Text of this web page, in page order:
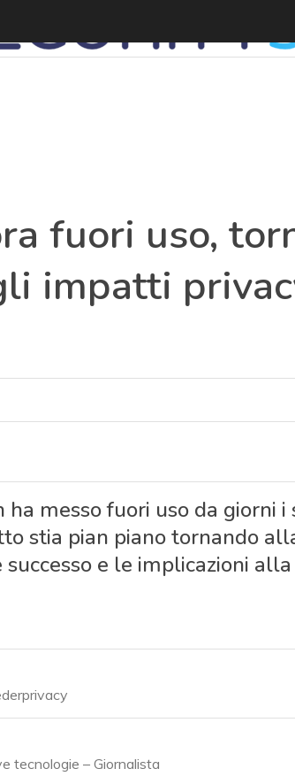
fuori uso,
impatti
messo fuori uso da giorni i
stia pian piano tornando
e le implicazioni
tecnologie – Giornalista